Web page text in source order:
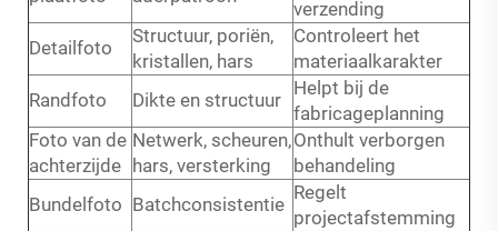
verzending
Detailfoto
Structuur, poriën,
kristallen, hars
Controleert het
materiaalkarakter
Randfoto
Dikte en structuur
Helpt bij de
fabricageplanning
Foto van de
achterzijde
Netwerk, scheuren,
hars, versterking
Onthult verborgen
behandeling
Bundelfoto Batchconsistentie
Regelt
projectafstemming